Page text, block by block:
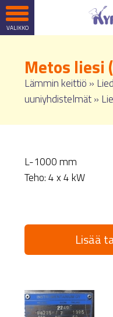
Metos liesi
Lämmin keittiö »
uuniyhdistelmät»
L-1000 mm
Teho: 4 x 4 kW
Lisää